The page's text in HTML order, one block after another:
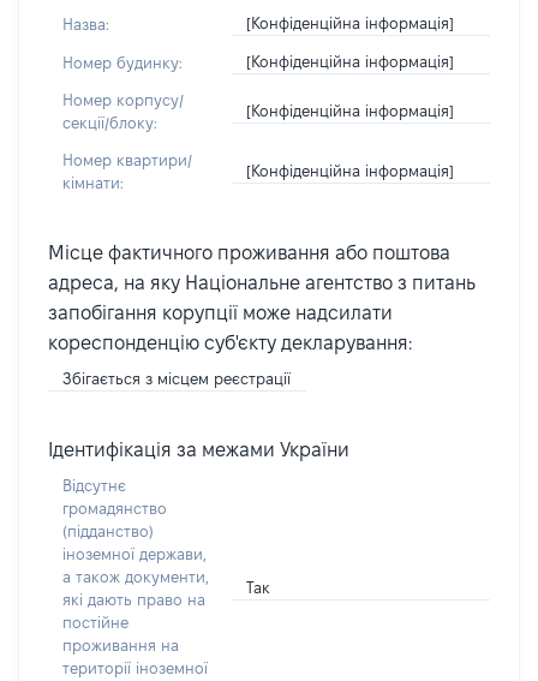
Назва: [Конфіденційна інформація]
Номер будинку: [Конфіденційна інформація]
Номер корпусу/
секції/блоку:
[Конфіденційна інформація]
Номер квартири/
кімнати:
[Конфіденційна інформація]
Місце фактичного проживання або поштова
адреса, на яку Національне агентство з питань
запобігання корупції може надсилати
кореспонденцію суб'єкту декларування:
Збігається з місцем реєстрації
Ідентифікація за межами України
Відсутнє
громадянство
(підданство)
іноземної держави,
а також документи,
які дають право на
постійне
проживання на
території іноземної
Так